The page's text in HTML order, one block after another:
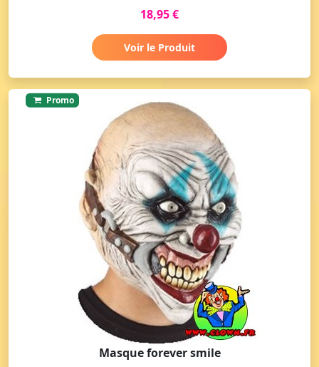
18,95 €
Voir le Produit
Promo
Masque forever smile